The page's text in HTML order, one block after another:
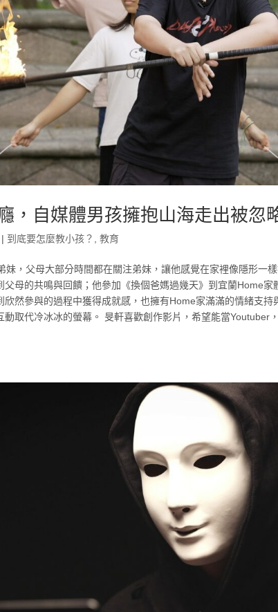
，自媒體男孩擁抱山海走出被忽
| 到底要怎麼教小孩？ ,教育
妹，父母大部分時間都在關注弟妹，讓他感覺在家裡像隱形一
父母的共鳴與回饋；他參加《換個爸媽過幾天》到宜蘭Home
欣然參與的過程中獲得成就感，也擁有Home家滿滿的情緒支
動取代冷冰冰的螢幕。 旻軒喜歡創作影片，希望能當Youtuber